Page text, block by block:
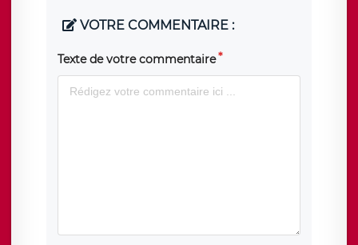
VOTRE COMMENTAIRE :
Texte de votre commentaire